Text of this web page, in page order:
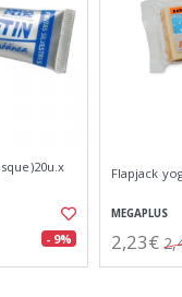
- 9%
Flapjack
MEGAPLUS
2,23€